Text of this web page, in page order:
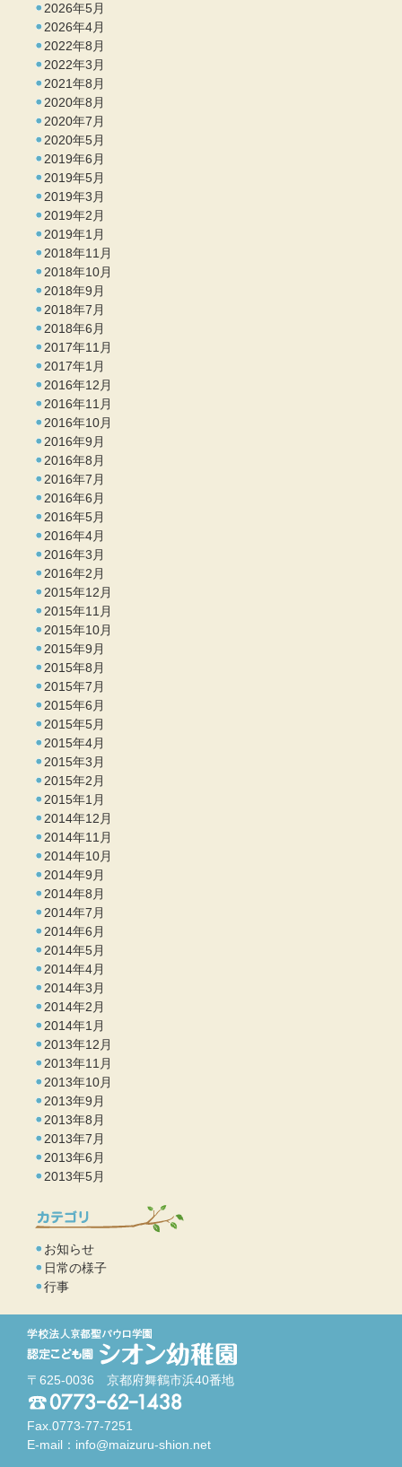
2026年5月
2026年4月
2022年8月
2022年3月
2021年8月
2020年8月
2020年7月
2020年5月
2019年6月
2019年5月
2019年3月
2019年2月
2019年1月
2018年11月
2018年10月
2018年9月
2018年7月
2018年6月
2017年11月
2017年1月
2016年12月
2016年11月
2016年10月
2016年9月
2016年8月
2016年7月
2016年6月
2016年5月
2016年4月
2016年3月
2016年2月
2015年12月
2015年11月
2015年10月
2015年9月
2015年8月
2015年7月
2015年6月
2015年5月
2015年4月
2015年3月
2015年2月
2015年1月
2014年12月
2014年11月
2014年10月
2014年9月
2014年8月
2014年7月
2014年6月
2014年5月
2014年4月
2014年3月
2014年2月
2014年1月
2013年12月
2013年11月
2013年10月
2013年9月
2013年8月
2013年7月
2013年6月
2013年5月
お知らせ
日常の様子
行事
〒625-0036 京都府舞鶴市浜40番地
Fax.0773-77-7251
E-mail： info@maizuru-shion.net